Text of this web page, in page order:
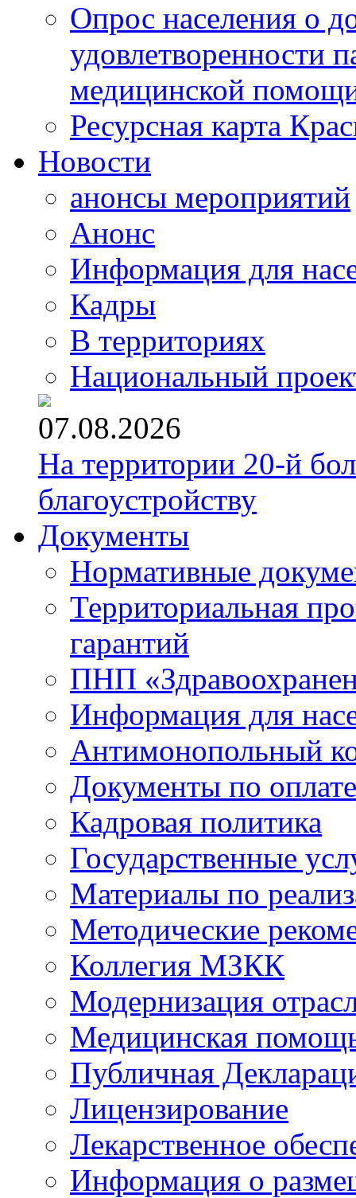
Опрос населения о
удовлетворенности
медицинской
Ресурсная карта
Новости
анонсы мероприятий
Анонс
Информация для
Кадры
В территориях
Национальный
07.08.2026
На территории 20-й
благоустройству
Документы
Нормативные
Территориальная
гарантий
ПНП
Информация для
Антимонопольный
Документы по
Кадровая политика
Государственные
Материалы по
Методические
Коллегия МЗКК
Модернизация
Медицинская
Публичная
Лицензирование
Лекарственное
Информация о